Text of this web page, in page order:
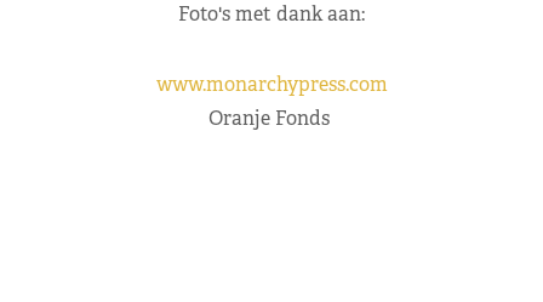
Foto's met dank aan:
www.monarchypress.com
Oranje Fonds